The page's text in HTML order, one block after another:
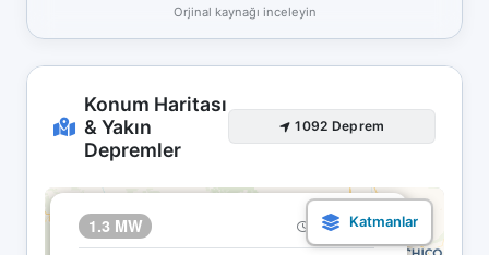
Orjinal kaynağı inceleyin
Konum Haritası
& Yakın
Depremler
1092 Deprem
1.3 MW 05.05 09:14
×